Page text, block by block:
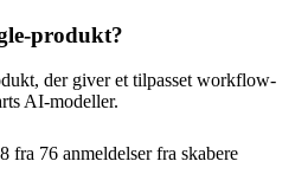
produkt?
der giver et tilpasset workflow-
AI-modeller.
fra 76 anmeldelser fra skabere